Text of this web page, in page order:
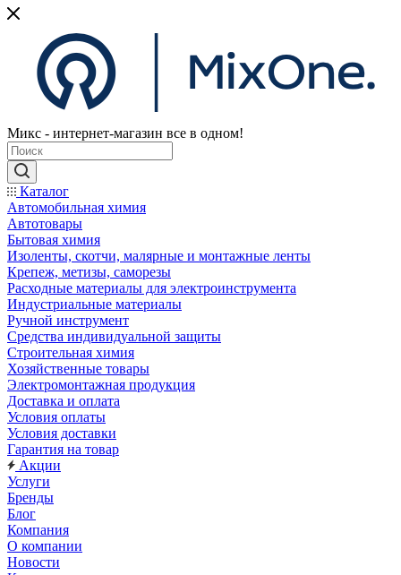
Микс - интернет-магазин все в одном!
Каталог
Автомобильная химия
Автотовары
Бытовая химия
Изоленты, скотчи, малярные и монтажные ленты
Крепеж, метизы, саморезы
Расходные материалы для электроинструмента
Индустриальные материалы
Ручной инструмент
Средства индивидуальной защиты
Строительная химия
Хозяйственные товары
Электромонтажная продукция
Доставка и оплата
Условия оплаты
Условия доставки
Гарантия на товар
Акции
Услуги
Бренды
Блог
Компания
О компании
Новости